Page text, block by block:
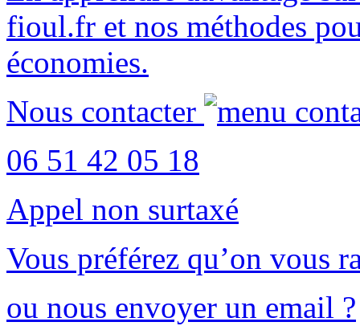
fioul.fr et nos méthodes
économies.
Nous contacter
06 51 42 05 18
Appel non surtaxé
Vous préférez qu’on vous
ou nous envoyer un email ?